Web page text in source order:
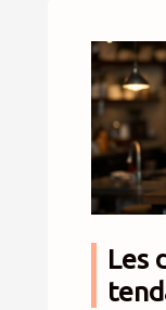
Les